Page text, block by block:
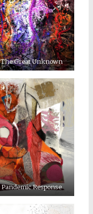
The Great Unknown
Pandemic Response